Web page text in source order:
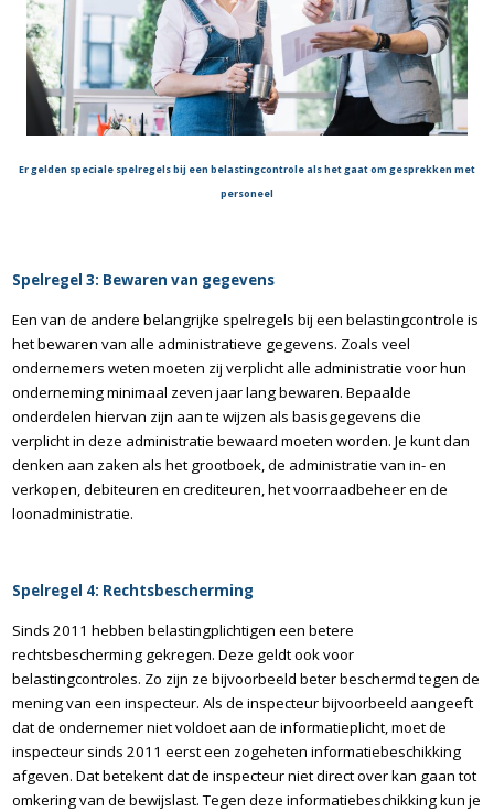
Er gelden speciale spelregels bij een belastingcontrole als het gaat om gesprekken met
personeel
Spelregel 3: Bewaren van gegevens
Een van de andere belangrijke spelregels bij een belastingcontrole is
het bewaren van alle administratieve gegevens. Zoals veel
ondernemers weten moeten zij verplicht alle administratie voor hun
onderneming minimaal zeven jaar lang bewaren. Bepaalde
onderdelen hiervan zijn aan te wijzen als basisgegevens die
verplicht in deze administratie bewaard moeten worden. Je kunt dan
denken aan zaken als het grootboek, de administratie van in- en
verkopen, debiteuren en crediteuren, het voorraadbeheer en de
loonadministratie.
Spelregel 4: Rechtsbescherming
Sinds 2011 hebben belastingplichtigen een betere
rechtsbescherming gekregen. Deze geldt ook voor
belastingcontroles. Zo zijn ze bijvoorbeeld beter beschermd tegen de
mening van een inspecteur. Als de inspecteur bijvoorbeeld aangeeft
dat de ondernemer niet voldoet aan de informatieplicht, moet de
inspecteur sinds 2011 eerst een zogeheten informatiebeschikking
afgeven. Dat betekent dat de inspecteur niet direct over kan gaan tot
omkering van de bewijslast. Tegen deze informatiebeschikking kun je